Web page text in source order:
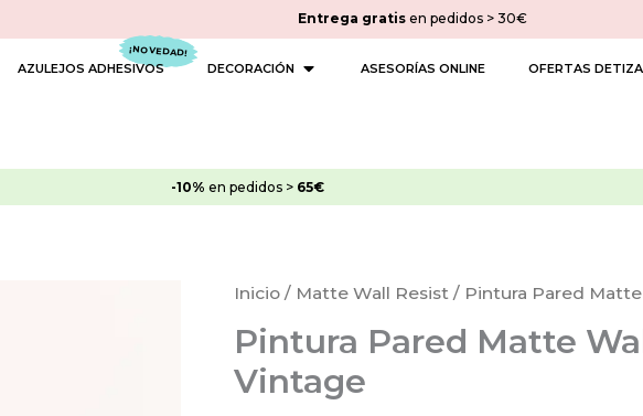
Entrega gratisen pedidos > 30€
PINTURAS
AZULEJOS ADHESIVOS DECORACIÓN OPEN DECORACIÓN
ASESORÍAS ONLINE OFERTAS DETIZA
-10% en pedidos > 65€
Inicio / Matte Wall Resist / Pintura Pared
Pintura Pared Matte
Vintage
Pintura
Matte
Wall
Resist